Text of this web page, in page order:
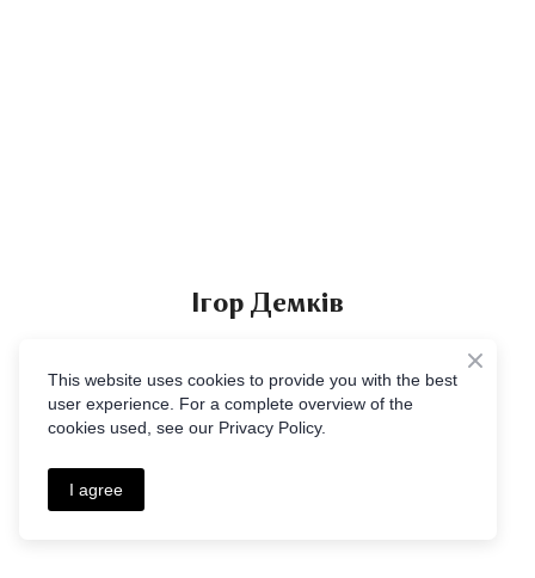
гор Демків
Старший викладач кафедри міждисциплінарної освіти
НаУКМА(зовнішній сумісник)
This website uses cookies to provide you with the best
user experience. For a complete overview of the
cookies used, see our Privacy Policy.
I agree